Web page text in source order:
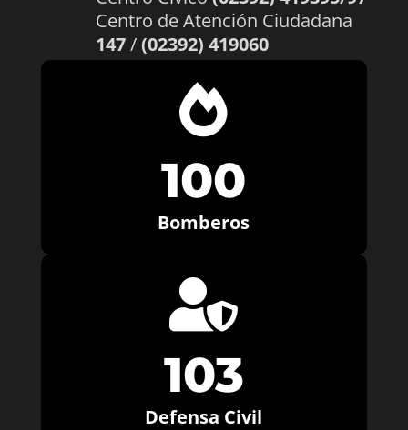
Centro de Atención Ciudadana
147/(02392) 419060

100
Bomberos

103
Defensa Civil